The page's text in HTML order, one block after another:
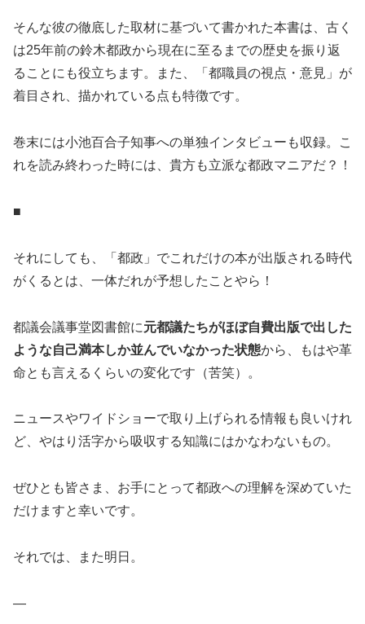
そんな彼の徹底した取材に基づいて書かれた本書は、古く
は25年前の鈴木都政から現在に至るまでの歴史を振り返
ることにも役立ちます。また、「都職員の視点・意見」が
着目され、描かれている点も特徴です。
巻末には小池百合子知事への単独インタビューも収録。こ
れを読み終わった時には、貴方も立派な都政マニアだ？！
■
それにしても、「都政」でこれだけの本が出版される時代
がくるとは、一体だれが予想したことやら！
都議会議事堂図書館に元都議たちがほぼ自費出版で出した
ような自己満本しか並んでいなかった状態から、もはや革
命とも言えるくらいの変化です（苦笑）。
ニュースやワイドショーで取り上げられる情報も良いけれ
ど、やはり活字から吸収する知識にはかなわないもの。
ぜひとも皆さま、お手にとって都政への理解を深めていた
だけますと幸いです。
それでは、また明日。
—